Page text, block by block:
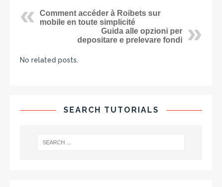
Comment accéder à Roibets sur
mobile en toute simplicité
Guida alle opzioni per
depositare e prelevare fondi
No related posts.
SEARCH TUTORIALS